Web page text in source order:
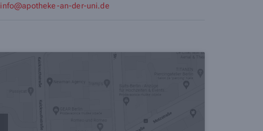
info@apotheke-an-der-uni.de